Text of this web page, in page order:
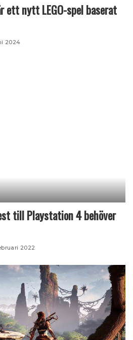
ett nytt LEGO-spel baserat
2024
till Playstation 4 behöver
2022